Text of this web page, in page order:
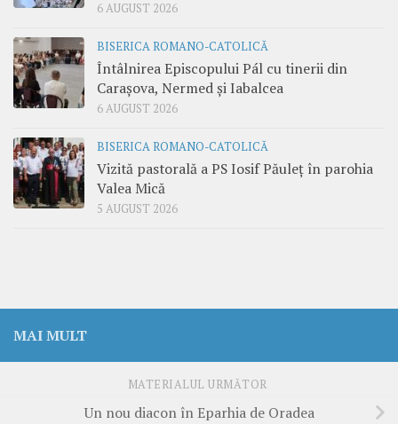
6 AUGUST 2026
BISERICA ROMANO-CATOLICĂ
Întâlnirea Episcopului Pál cu tinerii din
Carașova, Nermed și Iabalcea
6 AUGUST 2026
BISERICA ROMANO-CATOLICĂ
Vizită pastorală a PS Iosif Păuleț în parohia
Valea Mică
5 AUGUST 2026
MAI MULT
MATERIALUL URMĂTOR
Un nou diacon în Eparhia de Oradea